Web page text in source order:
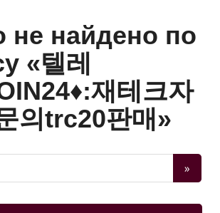
не найдено по
«텔레
재테크자
의trc20판매»